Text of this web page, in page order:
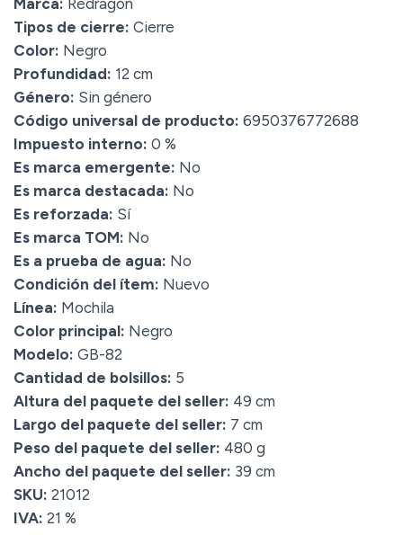
Marca: Redragon
Tipos de cierre: Cierre
Color: Negro
Profundidad: 12 cm
Género: Sin género
Código universal de producto: 6950376772688
Impuesto interno: 0 %
Es marca emergente: No
Es marca destacada: No
Es reforzada: Sí
Es marca TOM: No
Es a prueba de agua: No
Condición del ítem: Nuevo
Línea: Mochila
Color principal: Negro
Modelo: GB-82
Cantidad de bolsillos: 5
Altura del paquete del seller: 49 cm
Largo del paquete del seller: 7 cm
Peso del paquete del seller: 480 g
Ancho del paquete del seller: 39 cm
SKU: 21012
IVA: 21 %